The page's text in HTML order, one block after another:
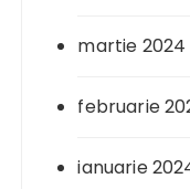
martie 2024
februarie
ianuarie